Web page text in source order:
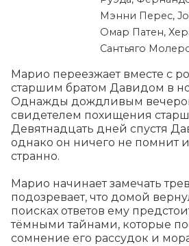
Мэнни Перес,
Омар Патен,
Сантьяго
Марио переезжает вместе с
старшим братом Давидом в
Однажды дождливым
свидетелем похищения
Девятнадцать дней спустя
однако он ничего не помнит
странно.
Марио начинает замечать
подозревает, что домой
поисках ответов ему
тёмными тайнами, которые
сомнение его рассудок и